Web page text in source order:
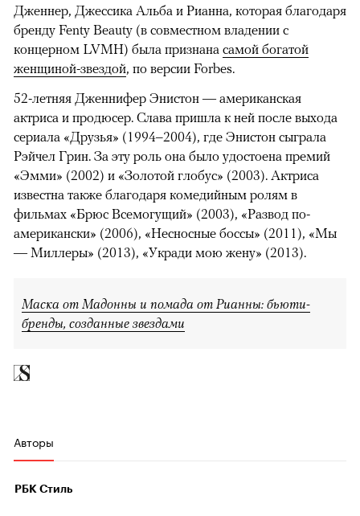
Дженнер, Джессика Альба и Рианна, которая благодаря
бренду Fenty Beauty (в совместном владении с
концерном LVMH) была признана самой богатой
женщиной-звездой, по версии Forbes.
52-летняя Дженнифер Энистон — американская
актриса и продюсер. Слава пришла к ней после выхода
сериала «Друзья» (1994–2004), где Энистон сыграла
Рэйчел Грин. За эту роль она было удостоена премий
«Эмми» (2002) и «Золотой глобус» (2003). Актриса
известна также благодаря комедийным ролям в
фильмах «Брюс Всемогущий» (2003), «Развод по-
американски» (2006), «Несносные боссы» (2011), «Мы
— Миллеры» (2013), «Укради мою жену» (2013).
Маска от Мадонны и помада от Рианны: бьюти-
бренды, созданные звездами
Авторы
РБК Стиль